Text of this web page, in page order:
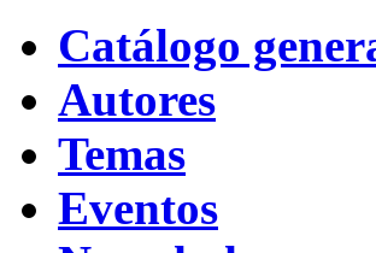
Catálogo
Autores
Temas
Eventos